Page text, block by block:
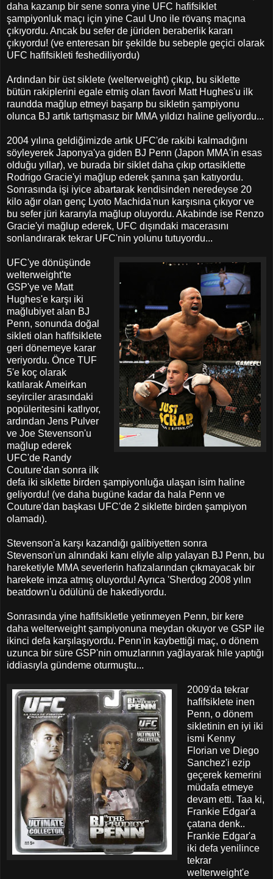
daha kazanıp bir sene sonra yine UFC hafifsiklet
şampiyonluk maçı için yine Caul Uno ile rövanş maçına
çıkıyordu. Ancak bu sefer de jüriden beraberlik kararı
çıkıyordu! (ve enteresan bir şekilde bu sebeple geçici olarak
UFC hafifsikleti feshediliyordu)
Ardından bir üst siklete (welterweight) çıkıp, bu siklette
bütün rakiplerini egale etmiş olan favori Matt Hughes'u ilk
raundda mağlup etmeyi başarıp bu sikletin şampiyonu
olunca BJ artık tartışmasız bir MMA yıldızı haline geliyordu...
2004 yılına geldiğimizde artık UFC'de rakibi kalmadığını
söyleyerek Japonya'ya giden BJ Penn (Japon MMA'in esas
olduğu yıllar), ve burada bir siklet daha çıkıp ortasiklette
Rodrigo Gracie'yi mağlup ederek şanına şan katıyordu.
Sonrasında işi iyice abartarak kendisinden neredeyse 20
kilo ağır olan genç Lyoto Machida'nun karşısına çıkıyor ve
bu sefer jüri kararıyla mağlup oluyordu. Akabinde ise Renzo
Gracie'yi mağlup ederek, UFC dışındaki macerasını
sonlandırarak tekrar UFC'nin yolunu tutuyordu...
UFC'ye dönüşünde
welterweight'te
GSP'ye ve Matt
Hughes'e karşı iki
mağlubiyet alan BJ
Penn, sonunda doğal
sikleti olan hafifsiklete
geri dönemeye karar
veriyordu. Önce TUF
5'e koç olarak
katılarak Ameirkan
seyirciler arasındaki
popüleritesini katlıyor,
ardından Jens Pulver
ve Joe Stevenson'u
mağlup ederek
UFC'de Randy
Couture'dan sonra ilk
defa iki siklette birden şampiyonluğa ulaşan isim haline
geliyordu! (ve daha bugüne kadar da hala Penn ve
Couture'dan başkası UFC'de 2 siklette birden şampiyon
olamadı).
Stevenson'a karşı kazandığı galibiyetten sonra
Stevenson'un alnındaki kanı eliyle alıp yalayan BJ Penn, bu
hareketiyle MMA severlerin hafızalarından çıkmayacak bir
harekete imza atmış oluyordu! Ayrıca 'Sherdog 2008 yılın
beatdown'u ödülünü de hakediyordu.
Sonrasında yine hafifsikletle yetinmeyen Penn, bir kere
daha welterweight şampiyonuna meydan okuyor ve GSP ile
ikinci defa karşılaşıyordu. Penn'in kaybettiği maç, o dönem
uzunca bir süre GSP'nin omuzlarının yağlayarak hile yaptığı
iddiasıyla gündeme oturmuştu...
2009'da tekrar
hafifsiklete inen
Penn, o dönem
sikletinin en iyi iki
ismi Kenny
Florian ve Diego
Sanchez'i ezip
geçerek kemerini
müdafa etmeye
devam etti. Taa ki,
Frankie Edgar'a
çatana denk..
Frankie Edgar'a
iki defa yenilince
tekrar
welterweight'e